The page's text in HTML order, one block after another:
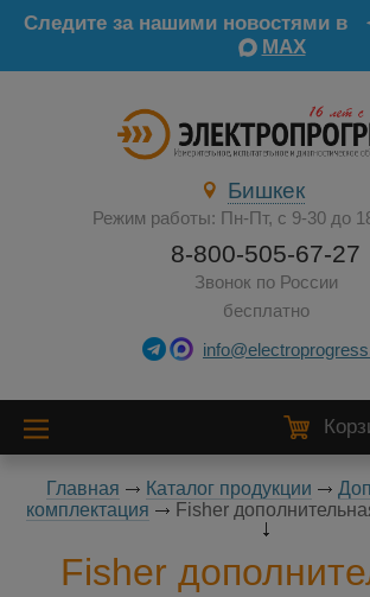
Следите за нашими новостями в
MAX
Бишкек
Режим работы: Пн-Пт, с 9-30 до
8-800-505-67-27
Звонок по России
бесплатно
Главная Каталог продукции
комплектация
Fisher
Fisher